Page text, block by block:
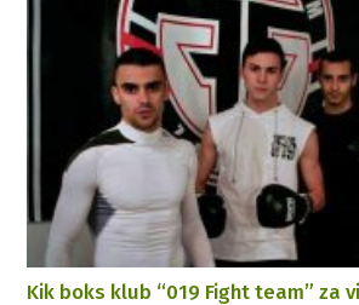
Kik boks klub “019 Fight team” za